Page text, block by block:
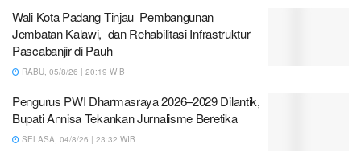
Wali Kota Padang Tinjau Pembangunan
Jembatan Kalawi, dan Rehabilitasi Infrastruktur
Pascabanjir di Pauh
RABU, 05/8/26 | 20:19 WIB
Pengurus PWI Dharmasraya 2026–2029 Dilantik,
Bupati Annisa Tekankan Jurnalisme Beretika
SELASA, 04/8/26 | 23:32 WIB